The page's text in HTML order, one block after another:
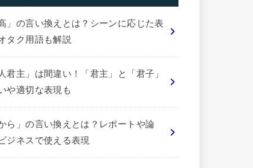
高」の言い換えとは？シーンに応じた表
タク用語も解説
君主」は間違い！「君主」と「君子」
や適切な表現も
から」の言い換えとは？レポートや論
ジネスで使える表現